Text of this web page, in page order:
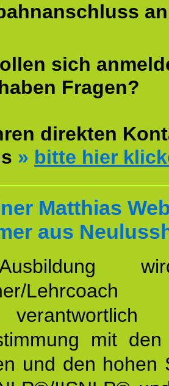
sich
Fragen?
direkten
» bitte hier
Matthias
aus
Lehrcoach
mit den
und den hohen